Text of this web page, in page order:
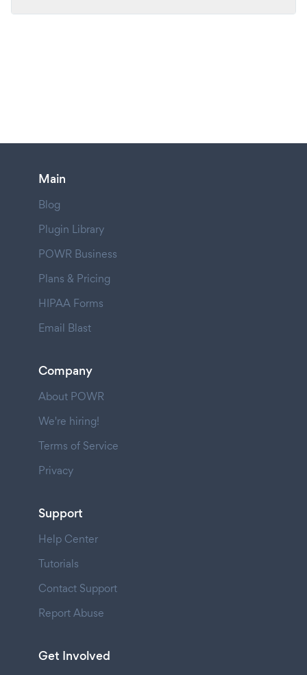
Main
Blog
Plugin Library
POWR Business
Plans & Pricing
HIPAA Forms
Email Blast
Company
About POWR
We're hiring!
Terms of Service
Privacy
Support
Help Center
Tutorials
Contact Support
Report Abuse
Get Involved